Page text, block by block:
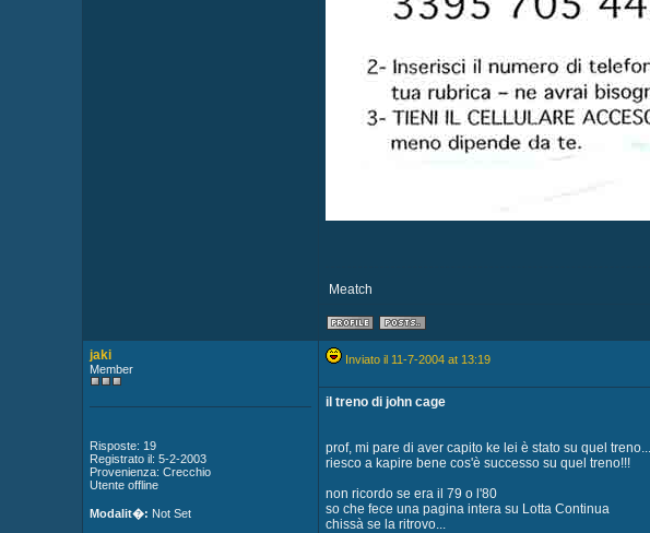
Meatch
jaki
Member
Risposte: 19
Registrato il: 5-2-2003
Provenienza: Crecchio
Utente offline
Modalit�: Not Set
Inviato il 11-7-2004 at 13:19
il treno di john cage
prof, mi pare di aver capito ke lei è stato su quel
riesco a kapire bene cos'è successo su quel treno!!!
non ricordo se era il 79 o l'80
so che fece una pagina intera su Lotta Continua
chissà se la ritrovo...